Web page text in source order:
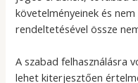
követelményeinek és
rendeltetésével össze
A szabad felhasználásra
lehet kiterjesztően